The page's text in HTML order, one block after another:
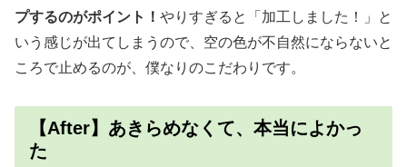
プするのがポイント！ やりすぎると「加工しました！」と
いう感じが出てしまうので、空の色が不自然にならないと
ころで止めるのが、僕なりのこだわりです。
【After】あきらめなくて、本当によかっ
た